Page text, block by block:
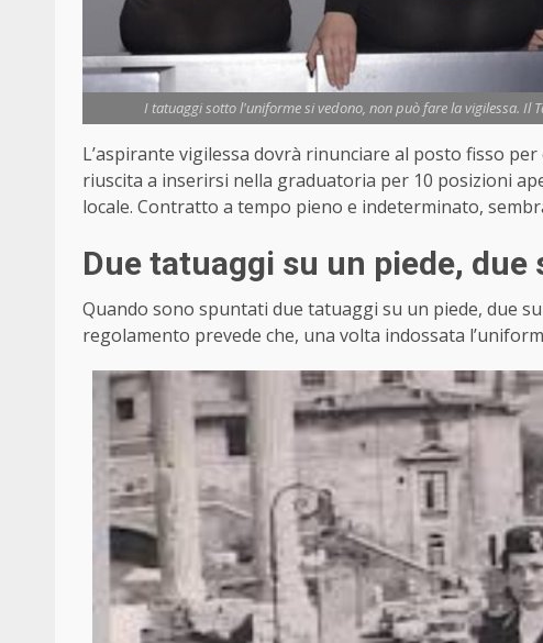
I tatuaggi sotto l'uniforme si vedono, non può fare la vigilessa. Il
L’aspirante vigilessa dovrà rinunciare al posto fisso
riuscita a inserirsi nella graduatoria per 10 posizioni
locale. Contratto a tempo pieno e indeterminato,
Due tatuaggi su un piede, due
Quando sono spuntati due tatuaggi su un piede, due
regolamento prevede che, una volta indossata